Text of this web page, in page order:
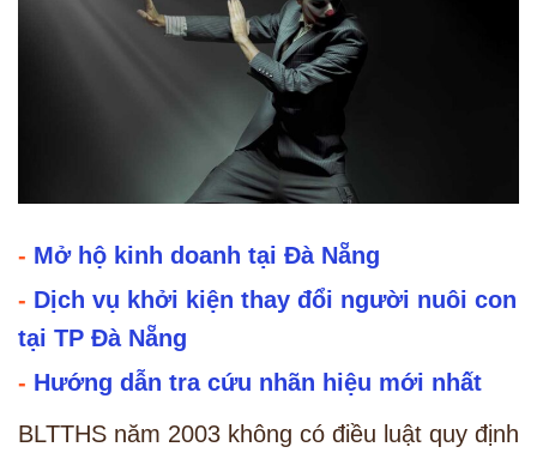
- Mở hộ kinh doanh tại Đà Nẵng
- Dịch vụ khởi kiện thay đổi người nuôi con
tại TP Đà Nẵng
- Hướng dẫn tra cứu nhãn hiệu mới nhất
BLTTHS năm 2003 không có điều luật quy định